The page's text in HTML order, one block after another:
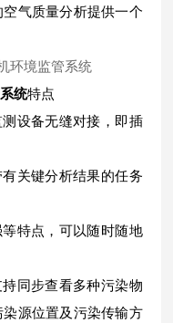
气质量分析提供一个
统特点
设备无缝对接，即插
关键分析结果的任务
特点，可以随时随地
同步查看多种污染物
源位置及污染传输方